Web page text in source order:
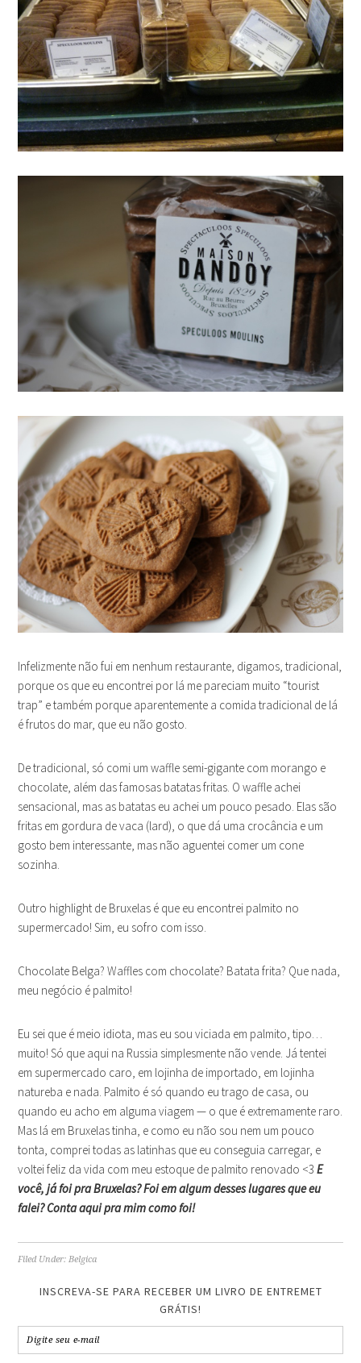
Infelizmente não fui em nenhum restaurante, digamos, tradicional,
porque os que eu encontrei por lá me pareciam muito “tourist
trap” e também porque aparentemente a comida tradicional de lá
é frutos do mar, que eu não gosto.
De tradicional, só comi um waffle semi-gigante com morango e
chocolate, além das famosas batatas fritas. O waffle achei
sensacional, mas as batatas eu achei um pouco pesado. Elas são
fritas em gordura de vaca (lard), o que dá uma crocância e um
gosto bem interessante, mas não aguentei comer um cone
sozinha.
Outro highlight de Bruxelas é que eu encontrei palmito no
supermercado! Sim, eu sofro com isso.
Chocolate Belga? Waffles com chocolate? Batata frita? Que nada,
meu negócio é palmito!
Eu sei que é meio idiota, mas eu sou viciada em palmito, tipo…
muito! Só que aqui na Russia simplesmente não vende. Já tentei
em supermercado caro, em lojinha de importado, em lojinha
natureba e nada. Palmito é só quando eu trago de casa, ou
quando eu acho em alguma viagem — o que é extremamente raro.
Mas lá em Bruxelas tinha, e como eu não sou nem um pouco
tonta, comprei todas as latinhas que eu conseguia carregar, e
voltei feliz da vida com meu estoque de palmito renovado <3E
você, já foi pra Bruxelas? Foi em algum desses lugares que eu
falei? Conta aqui pra mim como foi!
Filed Under:Belgica
INSCREVA-SE PARA RECEBER UM LIVRO DE ENTREMET
GRÁTIS!